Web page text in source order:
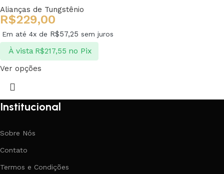
Alianças de Tungstênio
R$229,00
Em até 4x de R$57,25 sem juros
À vista R$217,55 no Pix
Ver opções
Institucional
Sobre Nós
Contato
Termos e Condições